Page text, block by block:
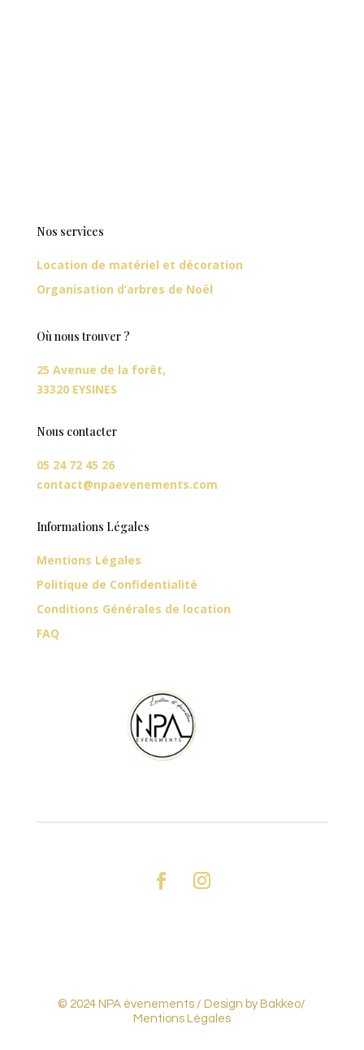
Nos services
Location de matériel et décoration
Organisation d’arbres de Noël
Où nous trouver ?
25 Avenue de la forêt,
33320 EYSINES
Nous contacter
05 24 72 45 26
contact@npaevenements.com
Informations Légales
Mentions Légales
Politique de Confidentialité
Conditions Générales de location
FAQ
© 2024 NPA évenements / Design by Bakkeo/
Mentions Légales